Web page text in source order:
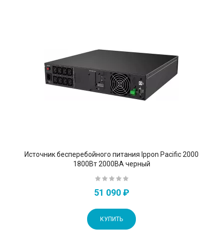
Источник бесперебойного питания Ippon Pacific 2000
1800Вт 2000ВА черный
51 090 ₽
КУПИТЬ